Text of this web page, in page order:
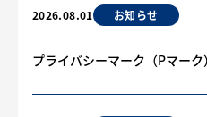
2026.08.01 お知らせ
プライバシーマーク（Pマー